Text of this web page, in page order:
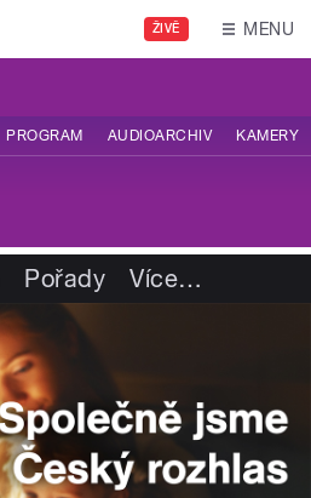
ŽIVĚ MENU
PROGRAM AUDIOARCHIV KAMERY
Pořady Více…